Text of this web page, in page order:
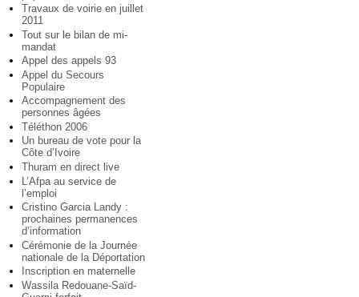
Travaux de voirie en juillet
2011
Tout sur le bilan de mi-
mandat
Appel des appels 93
Appel du Secours
Populaire
Accompagnement des
personnes âgées
Téléthon 2006
Un bureau de vote pour la
Côte d’Ivoire
Thuram en direct live
L’Afpa au service de
l’emploi
Cristino Garcia Landy :
prochaines permanences
d’information
Cérémonie de la Journée
nationale de la Déportation
Inscription en maternelle
Wassila Redouane-Saïd-